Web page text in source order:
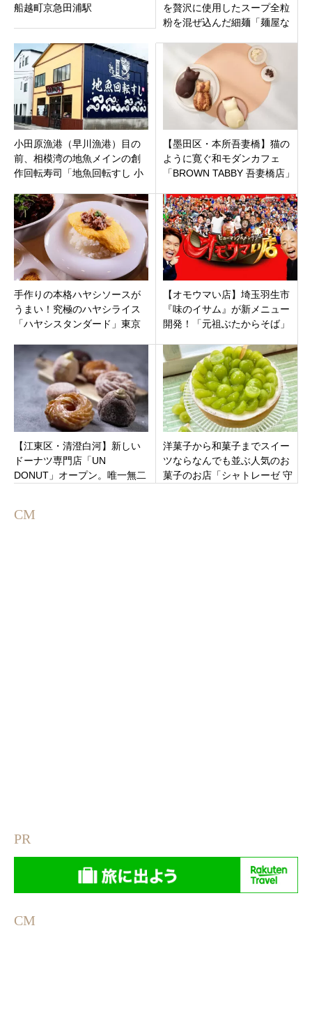
船越町京急田浦駅
を贅沢に使用したスープ全粒
粉を混ぜ込んだ細麺「麺屋な
小田原漁港（早川漁港）目の
前、相模湾の地魚メインの創
作回転寿司「地魚回転すし 小
【墨田区・本所吾妻橋】猫の
ように寛ぐ和モダンカフェ
「BROWN TABBY 吾妻橋店」
コーヒー
手作りの本格ハヤシソースが
うまい！究極のハヤシライス
「ハヤシスタンダード」東京
【オモウマい店】埼玉羽生市
『味のイサム』が新メニュー
開発！「元祖ぶたからそば」
チャー丼」
【江東区・清澄白河】新しい
ドーナツ専門店「UN
DONUT」オープン。唯一無二
洋菓子から和菓子までスイー
ツならなんでも並ぶ人気のお
菓子のお店「シャトレーゼ 守
CM
PR
CM